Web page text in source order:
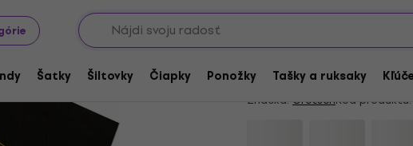
Šatky Šiltovky Čiapky Ponožky Tašky a ruksaky
Gretsch Headstock
5 /5 3 x hodnotené
Značka: GretschKód produktu: